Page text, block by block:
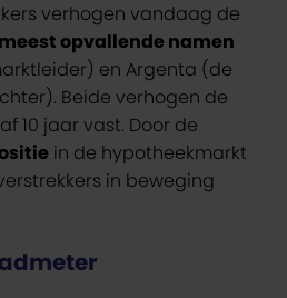
verhogen vandaag de
meest opvallende namen
en Argenta (de
Beide verhogen de
10 jaar vast. Door de
in de hypotheekmarkt
in beweging